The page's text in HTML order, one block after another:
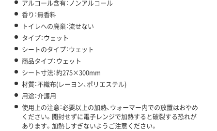
アルコール含有：ノンアルコール
香り：無香料
トイレへの廃棄：流せない
タイプ：ウェット
シートのタイプ：ウェット
商品タイプ：ウェット
シート寸法：約275×300mm
材質：不織布(レーヨン、ポリエステル)
用途：介護用
使用上の注意：必要以上の加熱、ウォーマー内での放置はおやめ
ください。開封せずに電子レンジで加熱すると破裂する恐れが
あります。加熱しすぎないようご注意ください。